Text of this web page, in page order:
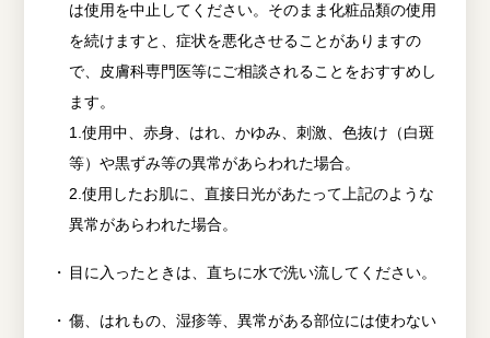
は使用を中止してください。そのまま化粧品類の使用
を続けますと、症状を悪化させることがありますの
で、皮膚科専門医等にご相談されることをおすすめし
ます。
1.使用中、赤身、はれ、かゆみ、刺激、色抜け（白斑
等）や黒ずみ等の異常があらわれた場合。
2.使用したお肌に、直接日光があたって上記のような
異常があらわれた場合。
目に入ったときは、直ちに水で洗い流してください。
傷、はれもの、湿疹等、異常がある部位には使わない